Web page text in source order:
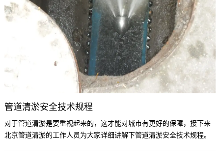
管道清淤安全技术规程
对于管道清淤是要重视起来的，这才能对城市有更好的保障，接下来
北京管道清淤的工作人员为大家详细讲解下管道清淤安全技术规程。